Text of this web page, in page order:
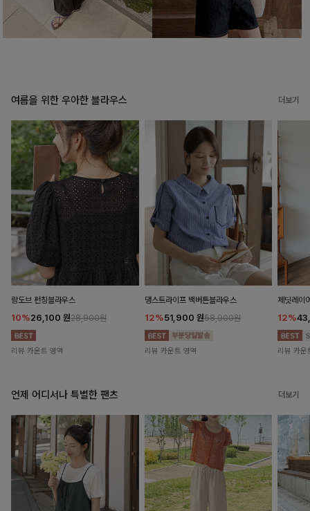
여름을 위한 우아한 블라우스 더보기
랑도브 펀칭블라우스
10%26,100 원28,900원
리뷰 카운트 영역
댕스트라이프 백버튼블라우스
12%51,900 원58,900원
리뷰 카운트 영역
제딧레이
12%
리뷰 카운
언제 어디서나 특별한 팬츠 더보기